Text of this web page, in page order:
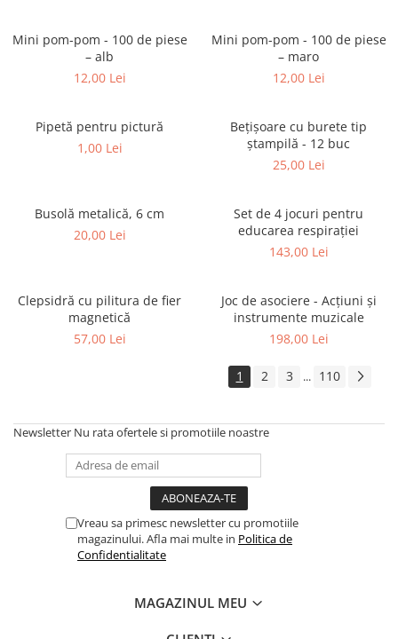
Mini pom-pom - 100 de piese
– alb
12,00 Lei
Mini pom-pom - 100 de piese
– maro
12,00 Lei
Pipetă pentru pictură
1,00 Lei
Bețișoare cu burete tip
ștampilă - 12 buc
25,00 Lei
Busolă metalică, 6 cm
20,00 Lei
Set de 4 jocuri pentru
educarea respirației
143,00 Lei
Clepsidră cu pilitura de fier
magnetică
57,00 Lei
Joc de asociere - Acțiuni și
instrumente muzicale
198,00 Lei
1 2 3 ... 110
Newsletter Nu rata ofertele si promotiile noastre
Vreau sa primesc newsletter cu promotiile
magazinului. Afla mai multe in Politica de
Confidentialitate
MAGAZINUL MEU